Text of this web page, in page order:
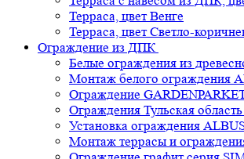
Терраса, цвет Венге
Терраса, цвет Светло-
Ограждение из ДПК
Белые ограждения из
Монтаж белого ограждения
Ограждение
Ограждения Тульская
Установка ограждения
Монтаж террасы и